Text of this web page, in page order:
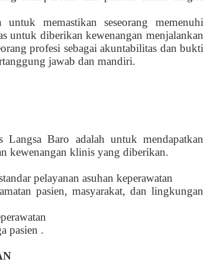
untuk memastikan seseorang memenuhi
untuk diberikan kewenangan menjalankan
profesi sebagai akuntabilitas dan bukti
jawab dan mandiri.
Langsa Baro adalah untuk mendapatkan
kewenangan klinis yang diberikan.
pelayanan asuhan keperawatan
pasien, masyarakat, dan lingkungan
pasien .